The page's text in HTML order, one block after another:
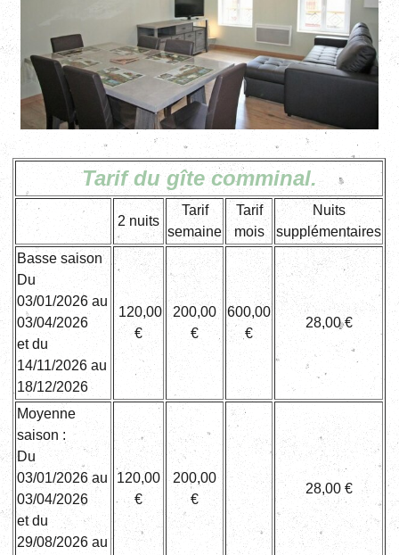
Tarif du gîte comminal.
2 nuits
Tarif
semaine
Tarif
mois
Nuits
supplémentaires
Basse saison
Du
03/01/2026 au
03/04/2026
et du
14/11/2026 au
18/12/2026
120,00
€
200,00
€
600,00
€
28,00 €
Moyenne
saison :
Du
03/01/2026 au
03/04/2026
et du
29/08/2026 au
120,00
€
200,00
€
28,00 €